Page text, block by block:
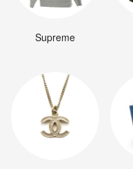
Supreme